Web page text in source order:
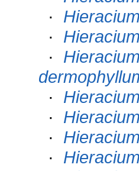
·
·
·
·
·
·
·